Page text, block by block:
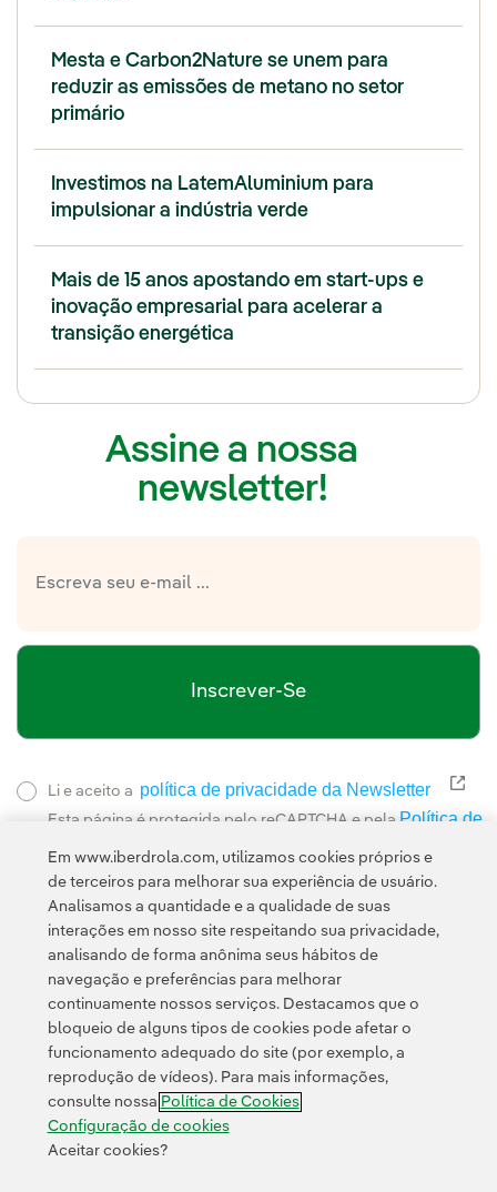
Mesta e Carbon2Nature se unem para
reduzir as emissões de metano no setor
primário
Investimos na LatemAluminium para
impulsionar a indústria verde
Mais de 15 anos apostando em start-ups e
inovação empresarial para acelerar a
transição energética
Assine a nossa
newsletter!
Inscrever-Se
Li e aceito a política de privacidade da Newsletter Link
Esta página é protegida pelo reCAPTCHA e pela Política de
Contato Clientes Política de Privacidade Informação legal
Transparência no uso da IA Política de cookies Configuração de cookies
Acessibilidade Canal de denúncias
© 2026 Iberdrola, S.A. Todos os direitos reservados.
Em www.iberdrola.com, utilizamos cookies próprios e
de terceiros para melhorar sua experiência de usuário.
Analisamos a quantidade e a qualidade de suas
interações em nosso site respeitando sua privacidade,
analisando de forma anônima seus hábitos de
navegação e preferências para melhorar
continuamente nossos serviços. Destacamos que o
bloqueio de alguns tipos de cookies pode afetar o
funcionamento adequado do site (por exemplo, a
reprodução de vídeos). Para mais informações,
consulte nossa Política de Cookies
Configuração de cookies
Aceitar cookies?